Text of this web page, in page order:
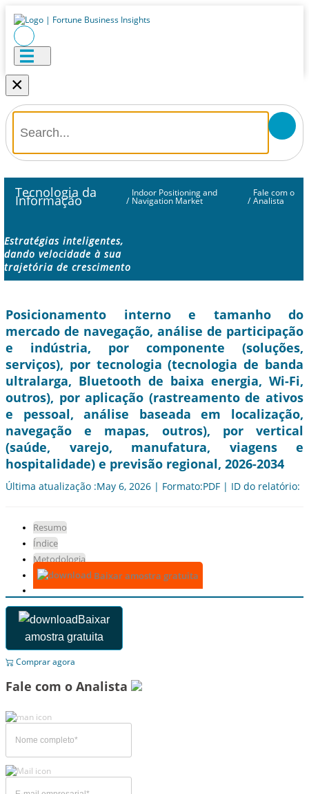
×
Tecnologia da
Informação /
Indoor Positioning and
Navigation Market /
Fale com o
Analista
Estratégias inteligentes,
dando velocidade à sua
trajetória de crescimento
Posicionamento interno e tamanho do
mercado de navegação, análise de participação
e indústria, por componente (soluções,
serviços), por tecnologia (tecnologia de banda
ultralarga, Bluetooth de baixa energia, Wi-Fi,
outros), por aplicação (rastreamento de ativos
e pessoal, análise baseada em localização,
navegação e mapas, outros), por vertical
(saúde, varejo, manufatura, viagens e
hospitalidade) e previsão regional, 2026-2034
Última atualização :May 6, 2026 | Formato:PDF | ID do relatório:
Resumo
Índice
Metodologia
Baixar amostra gratuita
Baixar
amostra gratuita
Comprar agora
Fale com o Analista